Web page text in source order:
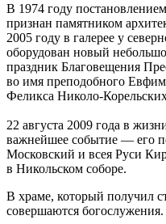
В 1974 году
признан памятником
2005 году в галерее у
оборудован новый
праздник Благовещения
во имя преподобного
Феликса Николо-
22 августа 2009 года в
важнейшее событие — его
Московский и всея Руси
в Никольском соборе.
В храме, который получил
совершаются богослужения.